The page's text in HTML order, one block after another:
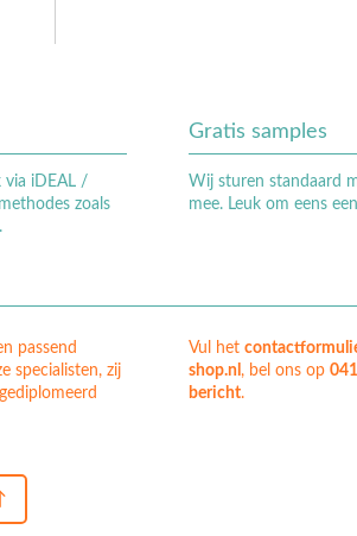
via iDEAL /
zoals
Gratis samples
Wij sturen standaard
mee. Leuk om eens
passend
specialisten, zij
Vul het
shop.nl , bel ons op
bericht.